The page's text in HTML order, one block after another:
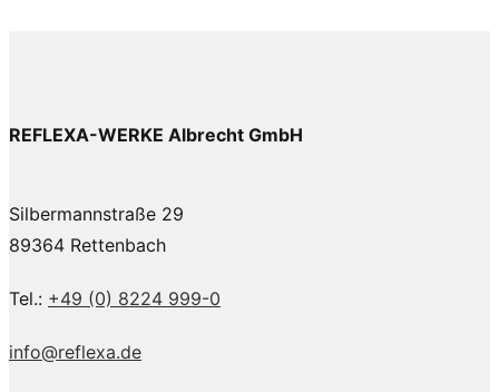
REFLEXA-WERKE Albrecht GmbH
Silbermannstraße 29
89364 Rettenbach
Tel.: +49 (0) 8224 999-0
info@reflexa.de